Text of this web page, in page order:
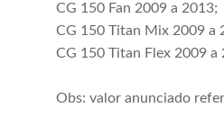
CG 150 Fan 2009 a 2013;
CG 150 Titan Mix 2009 a
CG 150 Titan Flex 2009 a
Obs: valor anunciado